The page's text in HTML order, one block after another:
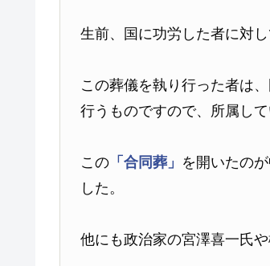
生前、国に功労した者に対
この葬儀を執り行った者は
行うものですので、所属し
この 「合同葬」 を開いたの
した。
他にも政治家の宮澤喜一氏